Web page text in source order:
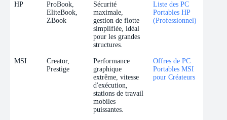
HP
ProBook,
EliteBook,
ZBook
Sécurité
maximale,
gestion de flotte
simplifiée, idéal
pour les grandes
structures.
Liste des PC
Portables HP
(Professionnel)
MSI
Creator,
Prestige
Performance
graphique
extrême, vitesse
d'exécution,
stations de travail
mobiles
puissantes.
Offres de PC
Portables MSI
pour Créateurs